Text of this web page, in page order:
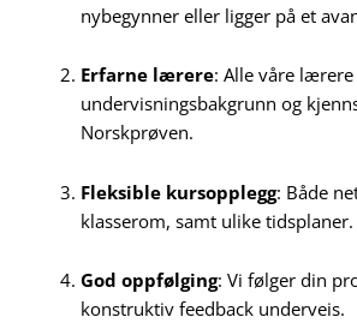
nybegynner eller ligger på et
Erfarne lærere: Alle våre
undervisningsbakgrunn og
Norskprøven.
Fleksible kursopplegg: Både
klasserom, samt ulike tidsplaner.
God oppfølging: Vi følger din
konstruktiv feedback underveis.